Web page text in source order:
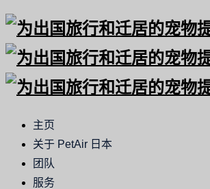
主页
关于 PetAir 日本
团队
服务